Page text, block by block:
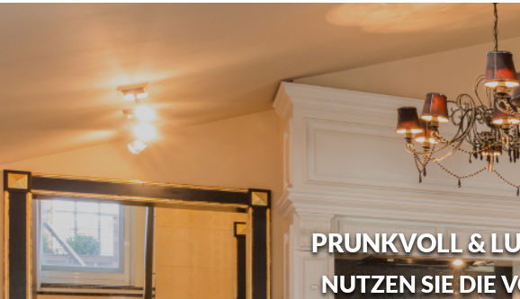
PRUNKVOLL &
NUTZEN SIE DIE